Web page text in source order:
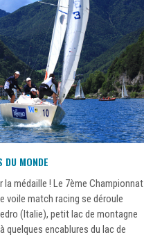
DU MONDE
la médaille ! Le 7ème Championnat
voile match racing se déroule
(Italie), petit lac de montagne
quelques encablures du lac de